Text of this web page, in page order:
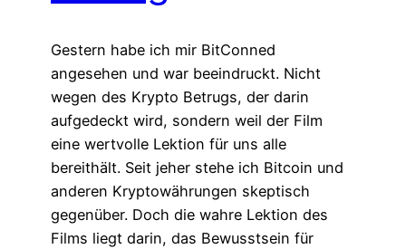
Gestern habe ich mir BitConned
angesehen und war beeindruckt. Nicht
wegen des Krypto Betrugs, der darin
aufgedeckt wird, sondern weil der Film
eine wertvolle Lektion für uns alle
bereithält. Seit jeher stehe ich Bitcoin und
anderen Kryptowährungen skeptisch
gegenüber. Doch die wahre Lektion des
Films liegt darin, das Bewusstsein für